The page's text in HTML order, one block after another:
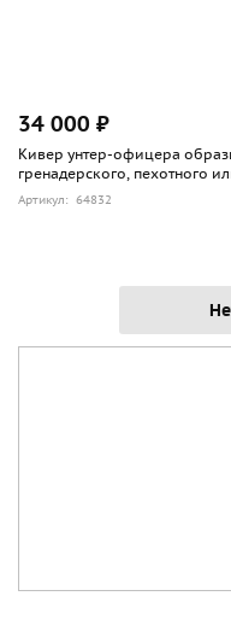
34 000 ₽
Кивер унтер-офицера
гренадерского, пехотного
Артикул: 64832